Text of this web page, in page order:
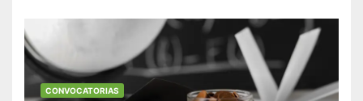
CONVOCATORIAS